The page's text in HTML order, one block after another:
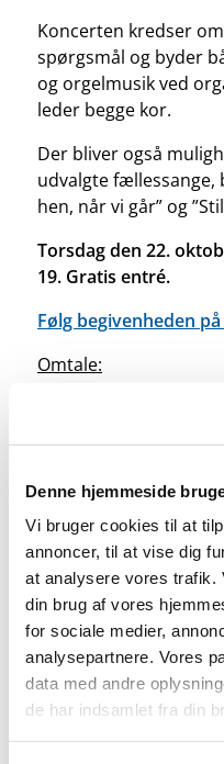
Denne hjemmeside
Vi bruger cookies til at
annoncer, til at vise dig
at analysere vores trafik.
din brug af vores
for sociale medier,
analysepartnere. Vores
data med andre
de har indsamlet fra din
Koncerten kredser
spørgsmål og byder
og orgelmusik ved
leder begge kor.
Der bliver også
udvalgte fællessange,
hen, når vi går” og
Torsdag den 22.
19. Gratis entré.
Følg begivenheden
Omtale:
En tid til at
Lilholt og Shu-bi-dua
koncert i Hellevad
for dybde, indhold og
menneskelivet fra
”Alting har en tid, for
himlen, er der et
tid til at dø…”. Sådan
Bog i Det Gamle
omdrejningspunktet